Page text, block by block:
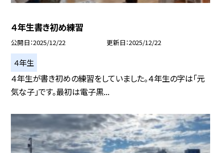
４年生書き初め練習
公開日 2025/12/22 更新日 2025/12/22
４年生
４年生が書き初めの練習をしていました。４年生の字は「元
気な子」です。最初は電子黒...